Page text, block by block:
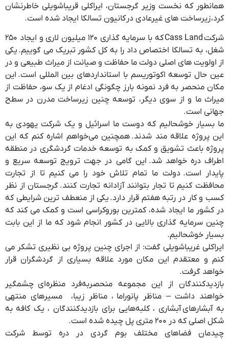
همانطور که نخست وزیر گرجستان، ایراکلی قریباشویلی خاطرنشان
کرد، زیرساخت های غیرعادی در کانیون تسالکا ایجاد شده است.
شرکت Cass Land که با سرمایه گذاری ۱۲۰ میلیون لاری و ایجاد ۲۵۰
شغل، به تسالکا اختصاص داد را به کل کشور تبریک می گوییم. یکی
از اولویت های اصلی دولت ما حفاظت و صیانت از میراث طبیعی و در
عین حال توسعه اکوتوریسم با استانداردهای بین المللی است. این
مکان منحصر به فرد نمونه بارز چگونگی ادغام از یک سو، حفاظت از
میراث ما و از سوی دیگر، توسعه چنین زیرساخت مدرن در سطح
جهانی است.
ما بسیار خوشحالیم که دوست ما اسرائیل و یک شرکت یهودی به
این پروژه علاقه مند شدند. همچنین می‌خواهم اشاره کنم که این
پروژه باعث تشویق و کمک به توسعه خدمات گردشگری در منطقه
اطراف دره خواهد شد. این گامی در جهت ترویج توسعه سریع و
پایدار است. دولت ما تمام تلاش خود را می کنیم تا از تجارت
محافظت کنیم تا تجار بتوانند آزادانه تجارت کنند. گرجستان از نظر
کسب و کار در رتبه هفتم قرار دارد. یکی از منعطف ترین شرایطی که
در کشور ما ایجاد شده، کمترین بوروکراسی است و کمک می کند که
چنین سرمایه گذاری بالایی در کشور انجام شود که ما از این بابت
بسیار خوشحاليم.
ایراکلی غریباشویلی گفت: از اجرای چنین پروژه بی نظیری تشکر می
کنم و معتقدم این مکان مورد علاقه بسیاری از گردشگران قرار
خواهد گرفت.
بازدیدکنندگان از این مجموعه منحصربه‌فرد منظره‌ای چشمگیر
خواهند داشت – مناظر پانوراما ، مناظر زیبا، مسیرهای منتهی
به آبشارهای آبشاری ، کلبه‌هایی برای بازدیدکنندگان ، یک کافه به
شکل اصلی که در ۲۰۰ متری پل چیده شده است.
چیدمان فضاهای مختلف بوم گردی در دره توسط شرکت